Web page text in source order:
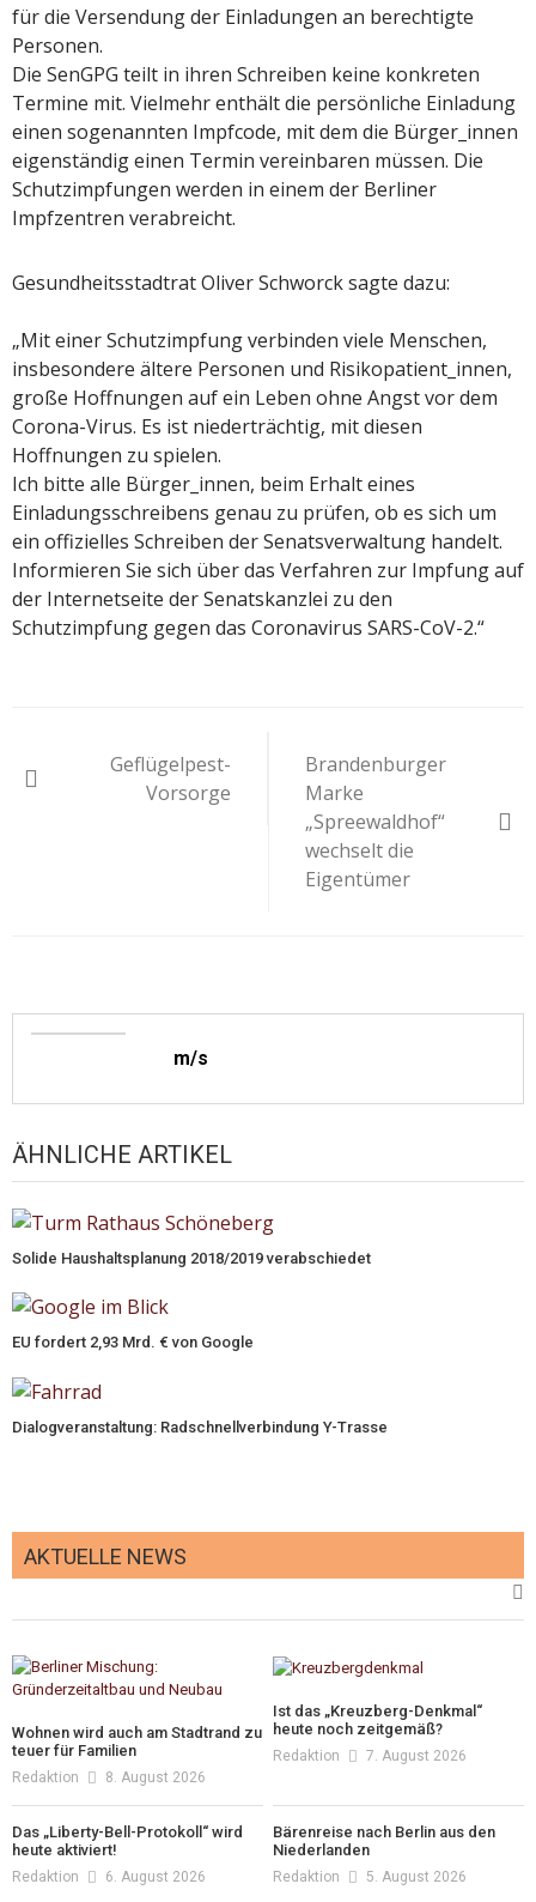
für die Versendung der Einladungen an berechtigte
Personen.
Die SenGPG teilt in ihren Schreiben keine konkreten
Termine mit. Vielmehr enthält die persönliche Einladung
einen sogenannten Impfcode, mit dem die Bürger_innen
eigenständig einen Termin vereinbaren müssen. Die
Schutzimpfungen werden in einem der Berliner
Impfzentren verabreicht.
Gesundheitsstadtrat Oliver Schworck sagte dazu:
„Mit einer Schutzimpfung verbinden viele Menschen,
insbesondere ältere Personen und Risikopatient_innen,
große Hoffnungen auf ein Leben ohne Angst vor dem
Corona-Virus. Es ist niederträchtig, mit diesen
Hoffnungen zu spielen.
Ich bitte alle Bürger_innen, beim Erhalt eines
Einladungsschreibens genau zu prüfen, ob es sich um
ein offizielles Schreiben der Senatsverwaltung handelt.
Informieren Sie sich über das Verfahren zur Impfung auf
der Internetseite der Senatskanzlei zu den
Schutzimpfung gegen das Coronavirus SARS-CoV-2.“
Geflügelpest-
Vorsorge
Brandenburger
Marke
„Spreewaldhof“
wechselt die
Eigentümer
m/s
ÄHNLICHE ARTIKEL
Solide Haushaltsplanung 2018/2019 verabschiedet
EU fordert 2,93 Mrd. € von Google
Dialogveranstaltung: Radschnellverbindung Y-Trasse
AKTUELLE NEWS
Wohnen wird auch am Stadtrand zu
teuer für Familien
Redaktion 8. August 2026
Ist das „Kreuzberg-Denkmal“
heute noch zeitgemäß?
Redaktion 7. August 2026
Das „Liberty-Bell-Protokoll“ wird
heute aktiviert!
Redaktion 6. August 2026
Bärenreise nach Berlin aus den
Niederlanden
Redaktion 5. August 2026